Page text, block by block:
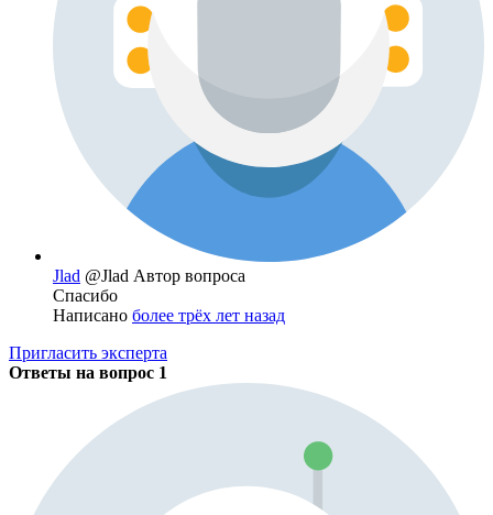
Jlad @Jlad Автор вопроса
Спасибо
Написано более трёх лет назад
Пригласить эксперта
Ответы на вопрос 1